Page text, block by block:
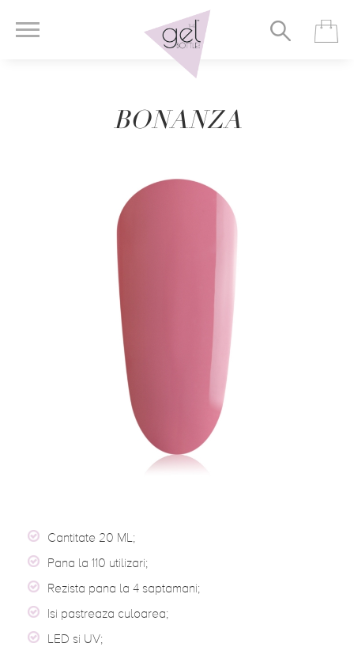
BONANZA
Cantitate 20 ML;
Pana la 110 utilizari;
Rezista pana la 4 saptamani;
Isi pastreaza culoarea;
LED si UV;